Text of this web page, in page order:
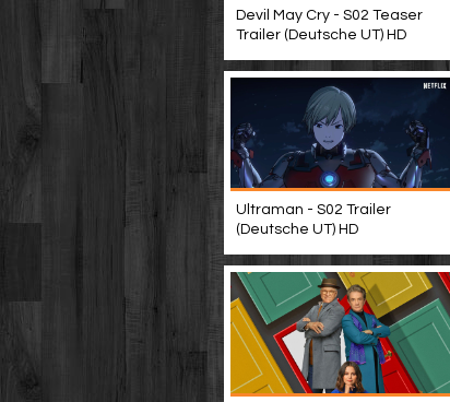
Devil May Cry - S02 Teaser
Trailer (Deutsche UT) HD
Ultraman - S02 Trailer
(Deutsche UT) HD